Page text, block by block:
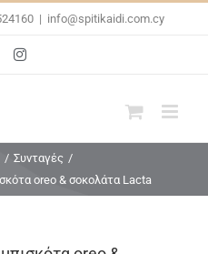
| info@spitikaidi.com.cy
Instagram
/ Συνταγές /
oreo & σοκολάτα Lacta